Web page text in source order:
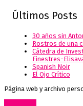
Últimos Posts
30 años sin
Rostros de una
Cátedra de
Finestres-
Spanish Noir
El Ojo Crítico
Página web y archivo